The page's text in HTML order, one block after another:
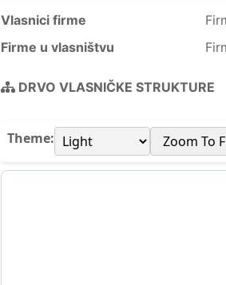
Vlasnici firme
Firme u vlasništvu
DRVO VLASNIČKE STRUKTURE
Theme: Zoom To